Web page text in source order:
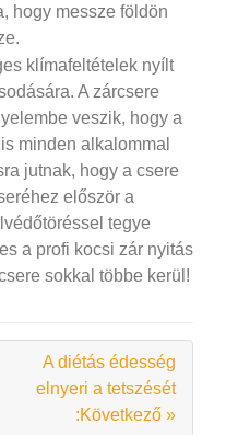
hogy messze földön
klímafeltételek nyílt
A zárcsere
veszik, hogy a
minden alkalommal
jutnak, hogy a csere
először a
tegye
a profi kocsi zár nyitás
sokkal többe kerül!
A diétás édesség
elnyeri a tetszését
:Következő »